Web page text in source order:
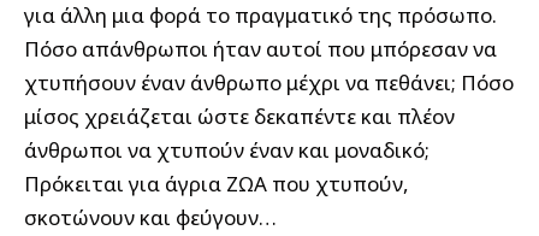
για άλλη μια φορά το πραγματικό της πρόσωπο.
Πόσο απάνθρωποι ήταν αυτοί που μπόρεσαν να
χτυπήσουν έναν άνθρωπο μέχρι να πεθάνει; Πόσο
μίσος χρειάζεται ώστε δεκαπέντε και πλέον
άνθρωποι να χτυπούν έναν και μοναδικό;
Πρόκειται για άγρια ΖΩΑ που χτυπούν,
σκοτώνουν και φεύγουν…